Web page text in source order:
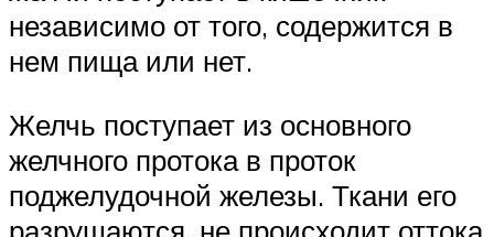
независимо от того, содержится в
нем пища или нет.
Желчь поступает из основного
желчного протока в проток
поджелудочной железы. Ткани его